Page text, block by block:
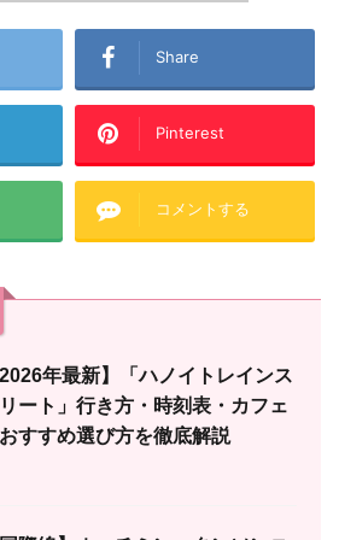
Share
Pinterest
コメントする
2026年最新】「ハノイトレインス
リート」行き方・時刻表・カフェ
すすめ選び方を徹底解説